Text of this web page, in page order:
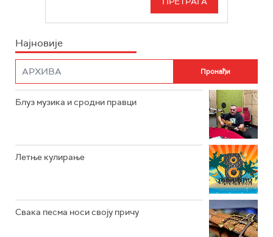
РАДИО РОКЕНРОЛЕР
РАДИО ЏЕЗЕР
ИНФО
Најновије
Блуз музика и сродни правци
Летње кулирање
Свака песма носи своју причу